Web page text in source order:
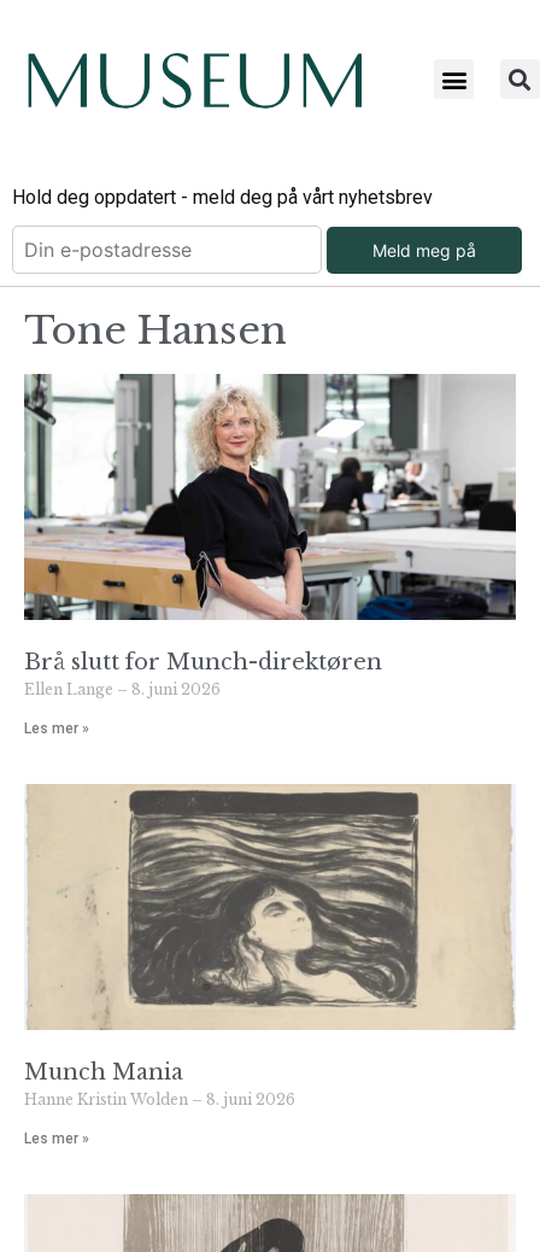
Hold deg oppdatert - meld deg på vårt nyhetsbrev
Meld meg på
Tone Hansen
Brå slutt for Munch-direktøren
Ellen Lange 8. juni 2026
Les mer »
Munch Mania
Hanne Kristin Wolden 8. juni 2026
Les mer »